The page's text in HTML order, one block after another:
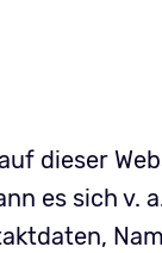
dieser
es sich v.